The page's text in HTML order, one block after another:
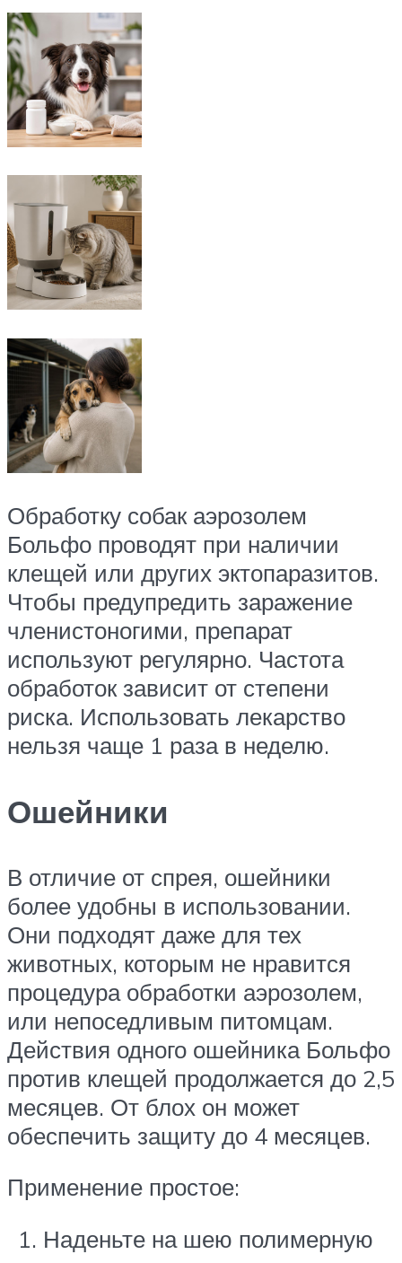
Обработку собак аэрозолем
Больфо проводят при наличии
клещей или других эктопаразитов.
Чтобы предупредить заражение
членистоногими, препарат
используют регулярно. Частота
обработок зависит от степени
риска. Использовать лекарство
нельзя чаще 1 раза в неделю.
Ошейники
В отличие от спрея, ошейники
более удобны в использовании.
Они подходят даже для тех
животных, которым не нравится
процедура обработки аэрозолем,
или непоседливым питомцам.
Действия одного ошейника Больфо
против клещей продолжается до 2,5
месяцев. От блох он может
обеспечить защиту до 4 месяцев.
Применение простое:
Наденьте на шею полимерную